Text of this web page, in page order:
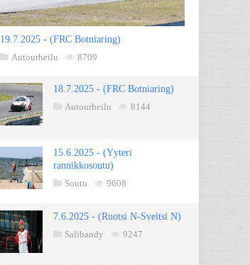
19.7.2025 - (FRC Botniaring)
Autourheilu
8709
18.7.2025 - (FRC Botniaring)
Autourheilu
8144
15.6.2025 - (Yyteri
rannikkosoutu)
Soutu
9608
7.6.2025 - (Ruotsi N-Sveitsi N)
Salibandy
9247